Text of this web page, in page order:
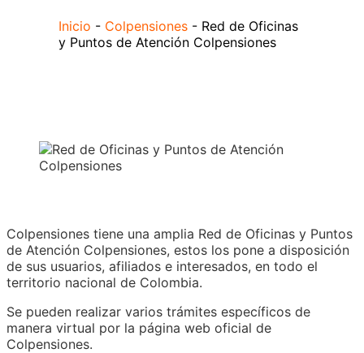
Inicio - Colpensiones - Red de Oficinas
y Puntos de Atención Colpensiones
Colpensiones tiene una amplia Red de Oficinas y Puntos
de Atención Colpensiones, estos los pone a disposición
de sus usuarios, afiliados e interesados, en todo el
territorio nacional de Colombia.
Se pueden realizar varios trámites específicos de
manera virtual por la página web oficial de
Colpensiones.